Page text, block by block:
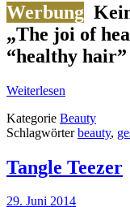
Werbung
„The joi of
“healthy
Weiterlesen
Kategorie Beauty
Schlagwörterbeauty,
Tangle Teezer
29. Juni 2014